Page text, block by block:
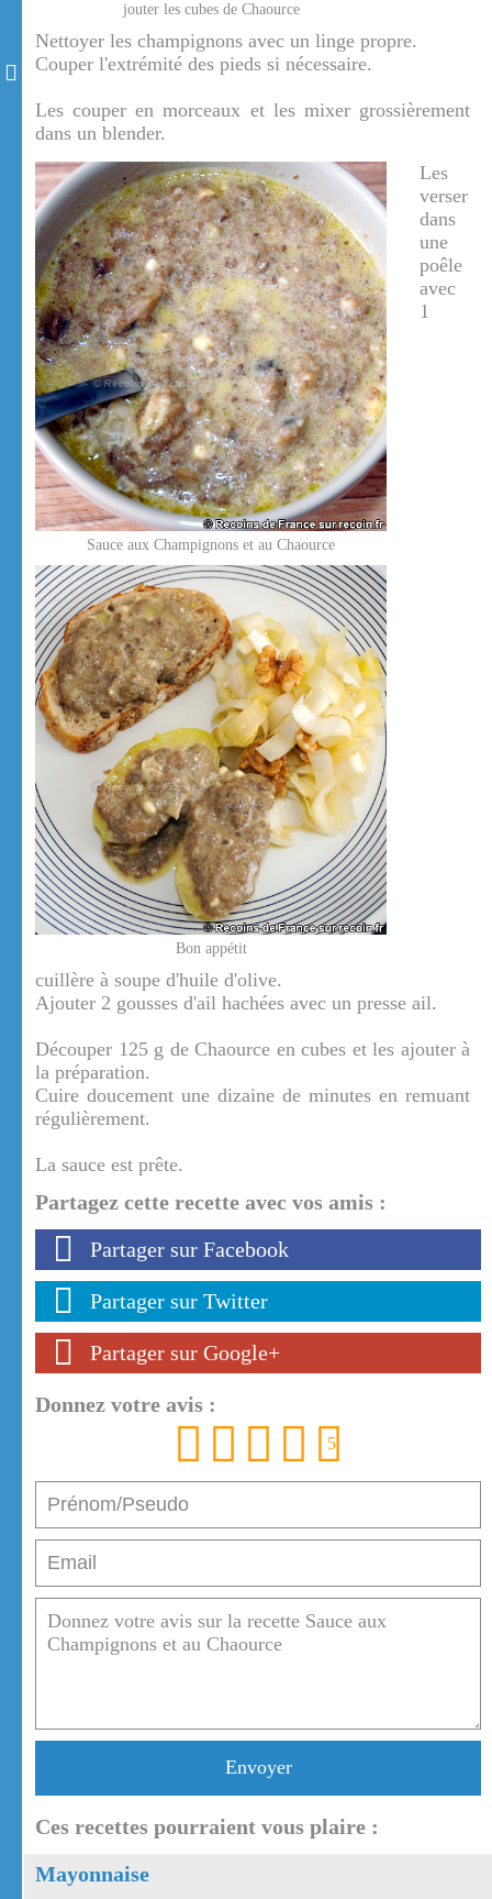
jouter les cubes de Chaource
Nettoyer les champignons avec un linge propre.
Couper l'extrémité des pieds si nécessaire.
Les couper en morceaux et les mixer grossièrement
dans un blender.
Sauce aux Champignons et au Chaource
Bon appétit
Les
verser
dans
une
poêle
avec
1
cuillère à soupe d'huile d'olive.
Ajouter 2 gousses d'ail hachées avec un presse ail.
Découper 125 g de Chaource en cubes et les ajouter à
la préparation.
Cuire doucement une dizaine de minutes en remuant
régulièrement.
La sauce est prête.
Partagez cette recette avec vos amis :
Partager sur Facebook
Partager sur Twitter
Partager sur Google+
Donnez votre avis :
5
Envoyer
Ces recettes pourraient vous plaire :
Mayonnaise